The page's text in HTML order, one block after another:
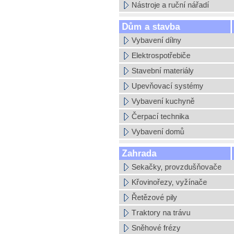
Nástroje a ruční nářadí
Dům a stavba
Vybavení dílny
Elektrospotřebiče
Stavební materiály
Upevňovací systémy
Vybavení kuchyně
Čerpací technika
Vybavení domů
Zahrada
Sekačky, provzdušňovače
Křovinořezy, vyžínače
Řetězové pily
Traktory na trávu
Sněhové frézy